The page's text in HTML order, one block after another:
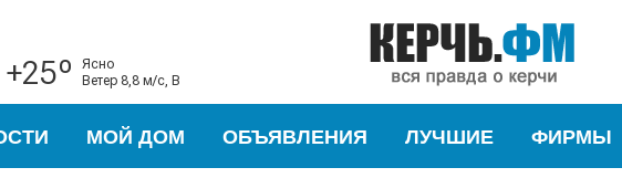
+25º
ясно
ветер 8,8 м/с, В
МОЙ ДОМ ОБЪЯВЛЕНИЯ ЛУЧШИЕ ФИРМЫ